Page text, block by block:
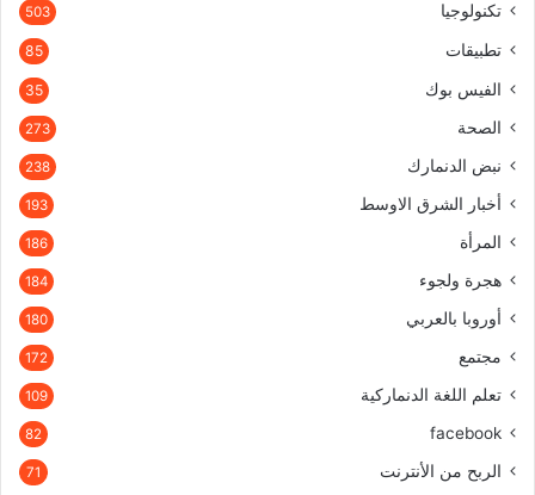
تكنولوجيا 503
تطبيقات 85
الفيس بوك 35
الصحة 273
نبض الدنمارك 238
أخبار الشرق الاوسط 193
المرأة 186
هجرة ولجوء 184
أوروبا بالعربي 180
مجتمع 172
تعلم اللغة الدنماركية 109
facebook
82
الربح من الأنترنت 71